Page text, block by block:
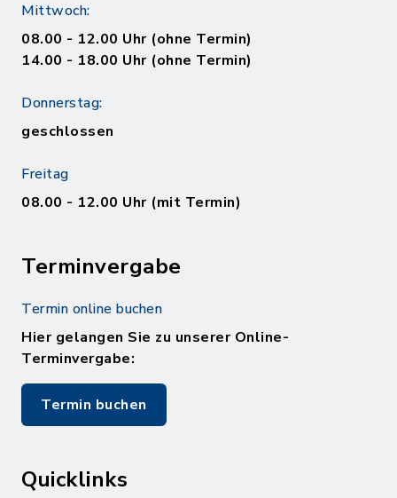
Mittwoch:
08.00 - 12.00 Uhr (ohne Termin)
14.00 - 18.00 Uhr (ohne Termin)
Donnerstag:
geschlossen
Freitag
08.00 - 12.00 Uhr (mit Termin)
Terminvergabe
Termin online buchen
Hier gelangen Sie zu unserer Online-
Terminvergabe:
Termin buchen
Quicklinks